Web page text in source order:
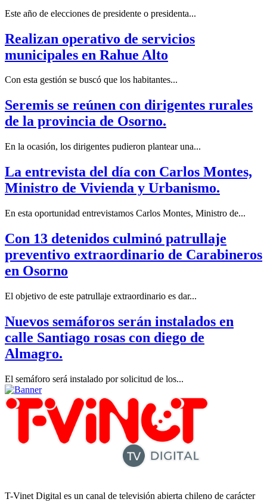
Este año de elecciones de presidente o presidenta...
Realizan operativo de servicios
municipales en Rahue Alto
Con esta gestión se buscó que los habitantes...
Seremis se reúnen con dirigentes rurales
de la provincia de Osorno.
En la ocasión, los dirigentes pudieron plantear una...
La entrevista del día con Carlos Montes,
Ministro de Vivienda y Urbanismo.
En esta oportunidad entrevistamos Carlos Montes, Ministro de...
Con 13 detenidos culminó patrullaje
preventivo extraordinario de Carabineros
en Osorno
El objetivo de este patrullaje extraordinario es dar...
Nuevos semáforos serán instalados en
calle Santiago rosas con diego de
Almagro.
El semáforo será instalado por solicitud de los...
T-Vinet Digital es un canal de televisión abierta chileno de carácter